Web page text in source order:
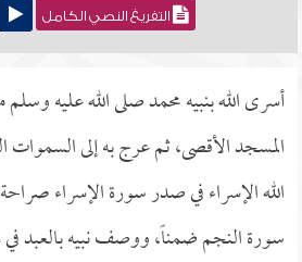
التفريغ النصي الكامل
أسرى الله بنبيه محمد صلى الله عليه وسلم
المسجد الأقصى، ثم عرج به إلى السموات
الله الإسراء في صدر سورة الإسراء
سورة النجم ضمناً، ووصف نبيه بالعبد في